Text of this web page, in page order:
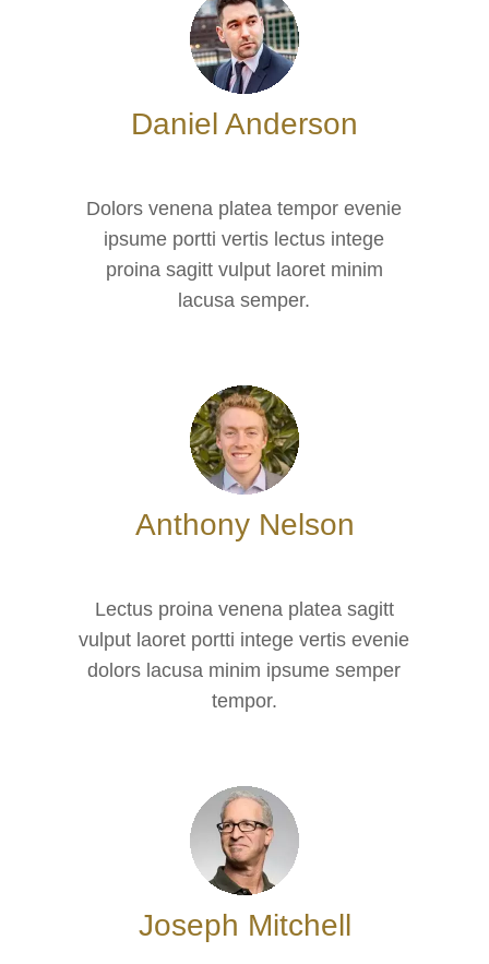
Daniel Anderson
Dolors venena platea tempor evenie
ipsume portti vertis lectus intege
proina sagitt vulput laoret minim
lacusa semper.
Anthony Nelson
Lectus proina venena platea sagitt
vulput laoret portti intege vertis evenie
dolors lacusa minim ipsume semper
tempor.
Joseph Mitchell